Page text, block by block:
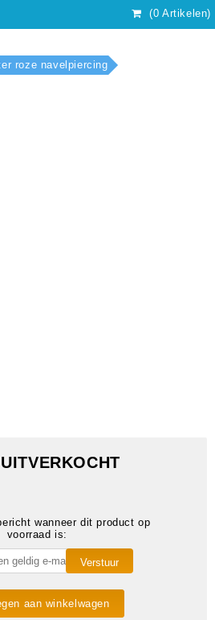
(0 Artikelen)
roze navelpiercing
wanneer dit product op
voorraad is:
aan winkelwagen